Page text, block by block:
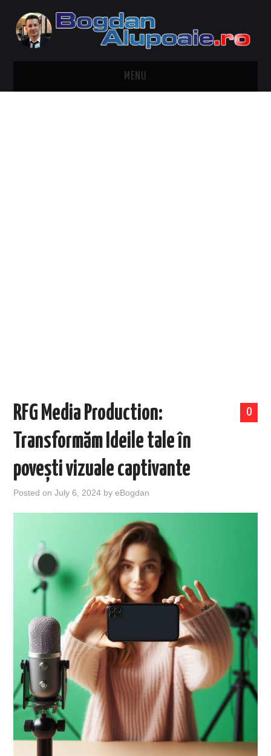
MENU
0
RFG Media Production:
Transformăm Ideile tale în
povești vizuale captivante
Posted onJuly 6, 2024 byeBogdan